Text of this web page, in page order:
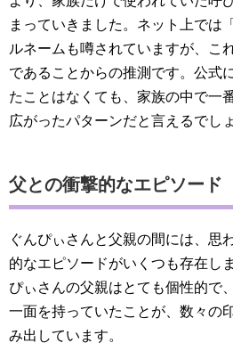
まっていきました。ネット上では
ルネームも噂されていますが、こ
であることからの推測です。公式
たことはなくても、家族の中で一
広がったパターンだと言えるでしょ
父との衝撃的なエピソード
ぐんぴぃさんと父親の間には、思
的なエピソードがいくつも存在し
ぴぃさんの父親はとても個性的で
一面を持っていたことが、数々の
み出しています。